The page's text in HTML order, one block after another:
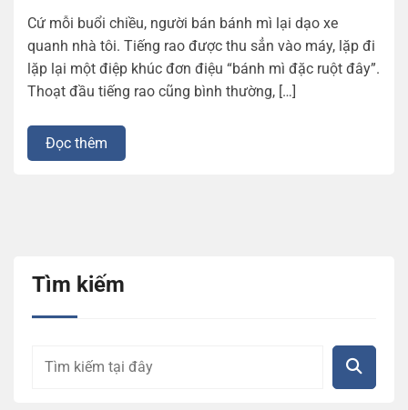
Cứ mỗi buổi chiều, người bán bánh mì lại dạo xe
quanh nhà tôi. Tiếng rao được thu sẳn vào máy, lặp đi
lặp lại một điệp khúc đơn điệu “bánh mì đặc ruột đây”.
Thoạt đầu tiếng rao cũng bình thường, […]
Đọc thêm
Tìm kiếm